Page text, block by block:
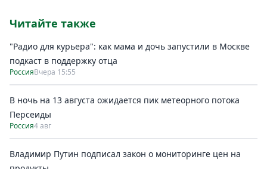
Читайте также
"Радио для курьера": как мама и дочь запустили в Москве
подкаст в поддержку отца
РоссияВчера 15:55
В ночь на 13 августа ожидается пик метеорного потока
Персеиды
Россия4 авг
Владимир Путин подписал закон о мониторинге цен на